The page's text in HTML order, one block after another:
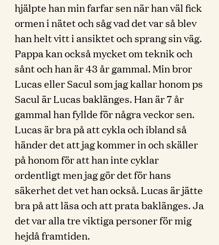
hjälpte han min farfar sen när han väl fick
ormen i nätet och såg vad det var så blev
han helt vitt i ansiktet och sprang sin väg.
Pappa kan också mycket om teknik och
sånt och han är 43 år gammal. Min bror
Lucas eller Sacul som jag kallar honom ps
Sacul är Lucas baklänges. Han är 7 år
gammal han fyllde för några veckor sen.
Lucas är bra på att cykla och ibland så
händer det att jag kommer in och skäller
på honom för att han inte cyklar
ordentligt men jag gör det för hans
säkerhet det vet han också. Lucas är jätte
bra på att läsa och att prata baklänges. Ja
det var alla tre viktiga personer för mig
hejdå framtiden.